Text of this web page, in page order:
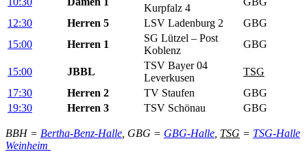
Kurpfalz 4
12:30
Herren 5 LSV Ladenburg 2
GBG
15:00
Herren 1
SG Lützel – Post
Koblenz
GBG
15:00 JBBL
TSV Bayer 04
Leverkusen
TSG
17:30
Herren 2 TV Staufen
GBG
19:30
Herren 3 TSV Schönau GBG
BBH = Bertha-Benz-Halle , GBG = GBG-Halle TSG = TSG-Halle
Weinheim